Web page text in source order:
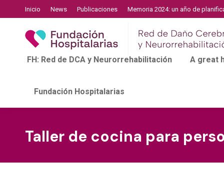
Inicio News Publicaciones Memoria 2024: un año de
FH: Red de DCA y Neurorrehabilitación A great
Fundación Hospitalarias
Taller de cocina para